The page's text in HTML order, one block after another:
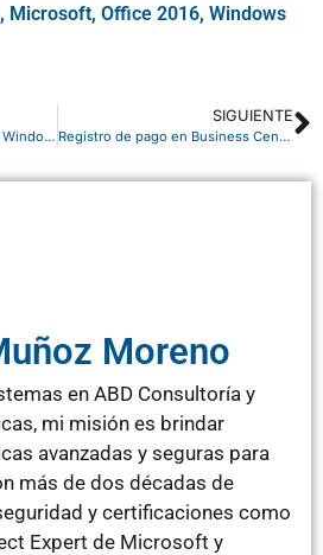
, Microsoft, Office 2016, Windows
Posible fecha de salida para Windows 10
SIGUIENTE
Registro de pago en Business Central y gestión de cobros
Moreno
en ABD Consultoría y
mi misión es brindar
avanzadas y seguras para
más de dos décadas de
y certificaciones como
Expert de Microsoft y